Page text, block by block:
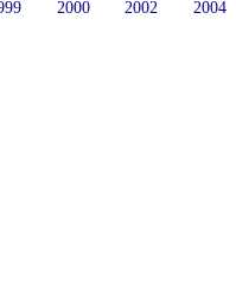
2000 2002 2004